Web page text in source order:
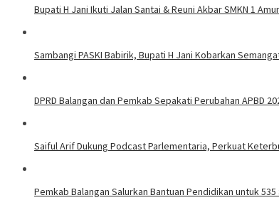
Bupati H Jani Ikuti Jalan Santai & Reuni Akbar SMKN 1
Sambangi PASKI Babirik, Bupati H Jani Kobarkan
DPRD Balangan dan Pemkab Sepakati Perubahan APBD
Saiful Arif Dukung Podcast Parlementaria, Perkuat
Pemkab Balangan Salurkan Bantuan Pendidikan untuk